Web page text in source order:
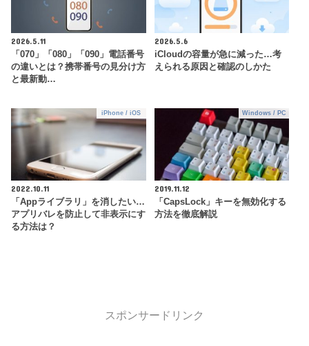
2026.5.11
「070」「080」「090」電話番号
の違いとは？携帯番号の見分け方
と最新動…
2026.5.6
iCloudの容量が急に減った…考
えられる原因と確認のしかた
iPhone / iOS
2022.10.11
「Appライブラリ」を消したい…
アプリバレを防止して非表示にす
る方法は？
Windows / PC
2019.11.12
「CapsLock」キーを無効化する
方法を徹底解説
スポンサードリンク